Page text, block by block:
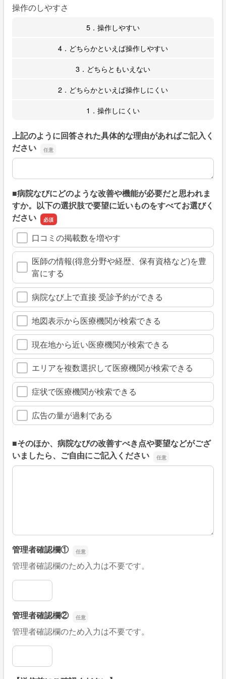
操作のしやすさ
5．操作しやすい
4．どちらかといえば操作しやすい
3．どちらともいえない
2．どちらかといえば操作しにくい
1．操作しにくい
上記のように回答された具体的な理由があればご記入く
ださい
上記のように回答された具体的な理由があればご記入くだ
■病院なびにどのような改善や機能が必要だと思われま
すか。以下の選択肢で要望に近いものをすべてお選びく
ださい
口コミの掲載数を増やす
医師の情報(得意分野や経歴、保有資格など)を豊
富にする
病院なび上で直接 受診予約ができる
地図表示から医療機関が検索できる
現在地から近い医療機関が検索できる
エリアを複数選択して医療機関が検索できる
症状で医療機関が検索できる
広告の量が過剰である
■そのほか、病院なびの改善すべき点や要望などがござ
いましたら、ご自由にご記入ください
■そのほか、病院なびの改善すべき点や要望などがござい
管理者確認欄①
管理者確認欄のため入力は不要です。
管理者確認欄①
管理者確認欄②
管理者確認欄のため入力は不要です。
管理者確認欄②